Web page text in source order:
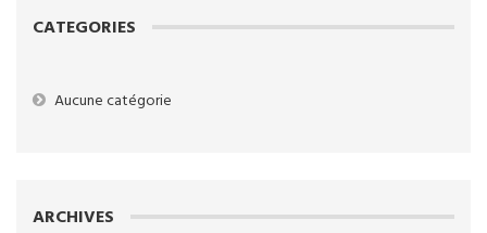
CATEGORIES
Aucune catégorie
ARCHIVES